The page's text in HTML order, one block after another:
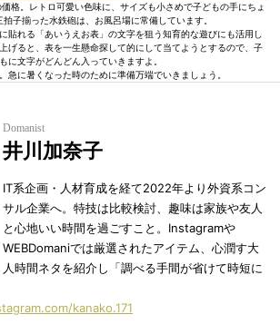
格。レトロ可愛い色味に、サイズも小さめで子どもの手にちょ
拍子揃った水鉄砲は、お風呂場に常備しています。
貼れる「あいうえお表」の文字を狙う知育的な遊びにも活用し
げると、表を一生懸命探して的にして当てようとするので、子
に文字がどんどん入っていきますよ。
急に暑くなった時のために準備万端でいきましょう。
Domanist
井川加奈子
IT系企画・人材育成を経て2022年より外資系コン
サル企業へ。特技は比較検討、趣味は家族や友人
と心地いい時間を過ごすこと。Instagramや
WEBDomaniでは厳選されたアイテム、心潤す大
人時間ネタを紹介し「調べる手間が省けて時短に
kanako.171